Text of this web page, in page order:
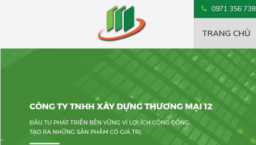
0971 356 738
TRANG CHỦ